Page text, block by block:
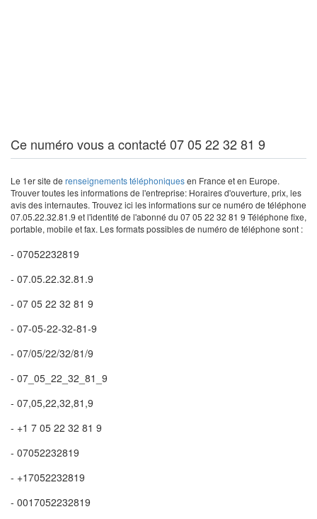
Ce numéro vous a contacté 07 05 22 32 81 9
Le 1er site de renseignements téléphoniquesen France et en Europe.
Trouver toutes les informations de l'entreprise: Horaires d'ouverture, prix, les
avis des internautes. Trouvez ici les informations sur ce numéro de téléphone
07.05.22.32.81.9 et l'identité de l'abonné du 07 05 22 32 81 9 Téléphone fixe,
portable, mobile et fax. Les formats possibles de numéro de téléphone sont :
- 07052232819
- 07.05.22.32.81.9
- 07 05 22 32 81 9
- 07-05-22-32-81-9
- 07/05/22/32/81/9
- 07_05_22_32_81_9
- 07,05,22,32,81,9
- +1 7 05 22 32 81 9
- 07052232819
- +17052232819
- 0017052232819